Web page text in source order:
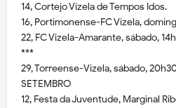
14, Cortejo Vizela de Tempos Idos.
16, Portimonense-FC Vizela,
22, FC Vizela-Amarante, sábado,
***
29, Torreense-Vizela, sábado,
SETEMBRO
12, Festa da Juventude, Marginal